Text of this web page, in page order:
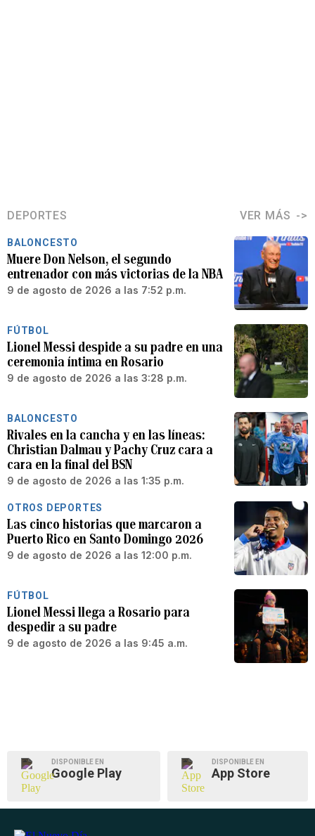
DEPORTES VER MÁS
BALONCESTO
Muere Don Nelson, el segundo
entrenador con más victorias de la NBA
9 de agosto de 2026 a las 7:52 p.m.
FÚTBOL
Lionel Messi despide a su padre en una
ceremonia íntima en Rosario
9 de agosto de 2026 a las 3:28 p.m.
BALONCESTO
Rivales en la cancha y en las líneas:
Christian Dalmau y Pachy Cruz cara a
cara en la final del BSN
9 de agosto de 2026 a las 1:35 p.m.
OTROS DEPORTES
Las cinco historias que marcaron a
Puerto Rico en Santo Domingo 2026
9 de agosto de 2026 a las 12:00 p.m.
FÚTBOL
Lionel Messi llega a Rosario para
despedir a su padre
9 de agosto de 2026 a las 9:45 a.m.
DISPONIBLE EN
Google Play
DISPONIBLE EN
App Store